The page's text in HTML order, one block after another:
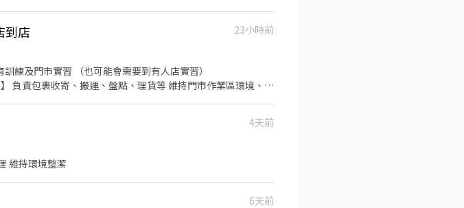
協助 - ⏰ 班別說明 早班▸ 07:00–08:30 到班，每次班排約2–5
市主管 排班 📌 須配合一周至少給4天(至少1天為假日) -💰 薪
領現） - 📍 參考門市地點 ＃實際會依門市需求配合距離 10 公
，把握機會！ 🎈 其他區域、店型 職缺詢問
▸ 加入後請傳送貼圖才看到唷！
到店
23小時前
練及門市實習 （也可能會需要到有人店實習）
滿整個時段 ⭐ 實際
整 ⭐ 貨物量多少，可能會延長工時做調整 📅 每週排班
📌【薪資計算】 基本
❗每一個地區的名額
動💚不💙如💜馬🤎上🖤行🤍動💖
4天前
題 學習門市商品管理 維持環境整潔
6天前